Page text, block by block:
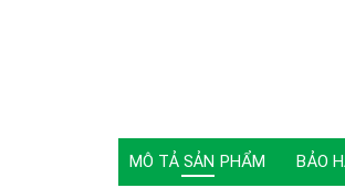
MÔ TẢ SẢN PHẨM BẢO